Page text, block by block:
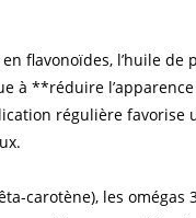
flavonoïdes, l’huile de
à **réduire
régulière favorise
carotène), les omégas